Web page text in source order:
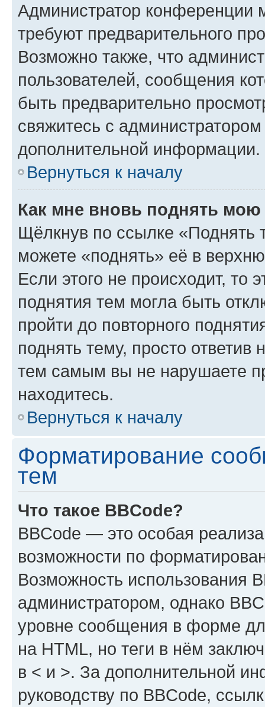
Администратор конференции
требуют предварительного
Возможно также, что
пользователей, сообщения
быть предварительно
свяжитесь с
дополнительной информации.
Вернуться к началу
Как мне вновь поднять мою
Щёлкнув по ссылке «Поднять
можете «поднять» её в
Если этого не происходит, то
поднятия тем могла быть
пройти до повторного
поднять тему, просто ответив
тем самым вы не нарушаете
находитесь.
Вернуться к началу
Форматирование
тем
Что такое BBCode?
BBCode — это особая
возможности по
Возможность использования
администратором, однако
уровне сообщения в форме
на HTML, но теги в нём
в < и >. За дополнительной
руководству по BBCode,